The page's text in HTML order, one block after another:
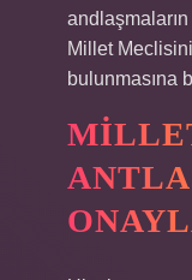
Millet
bulunmasına